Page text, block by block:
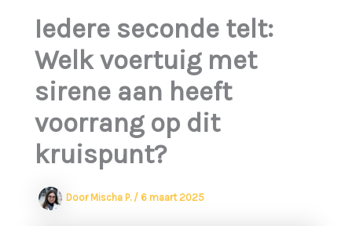
Iedere seconde telt:
Welk voertuig met
sirene aan heeft
voorrang op dit
kruispunt?
Door Mischa P. / 6 maart 2025